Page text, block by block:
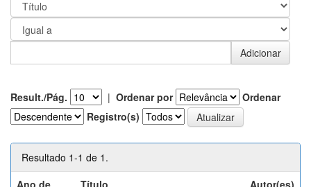
Result./Pág. | Ordenar por
Ordenar
Registro(s)
Resultado 1-1 de 1.
Ano de
Título Autor(es)